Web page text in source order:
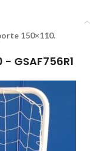
150×110.
GSAF756R1